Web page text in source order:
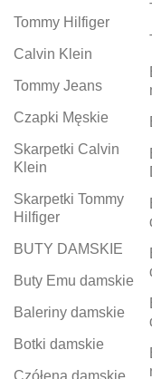
Tommy Hilfiger
Calvin Klein
Tommy Jeans
Czapki Męskie
Skarpetki Calvin
Klein
Skarpetki Tommy
Hilfiger
BUTY DAMSKIE
Buty Emu damskie
Baleriny damskie
Botki damskie
Czółena damskie